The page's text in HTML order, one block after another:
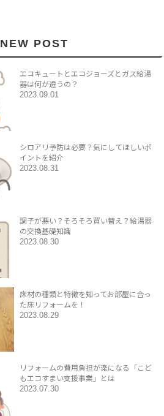
NEW POST
エコキュートとエコジョーズとガス給湯
器は何が違うの？
2023.09.01
シロアリ予防は必要？気にしてほしいポ
イントを紹介
2023.08.31
調子が悪い？そろそろ買い替え？給湯器
の交換基礎知識
2023.08.30
床材の種類と特徴を知ってお部屋に合っ
た床リフォームを！
2023.08.29
リフォームの費用負担が楽になる「こど
もエコすまい支援事業」とは
2023.07.30